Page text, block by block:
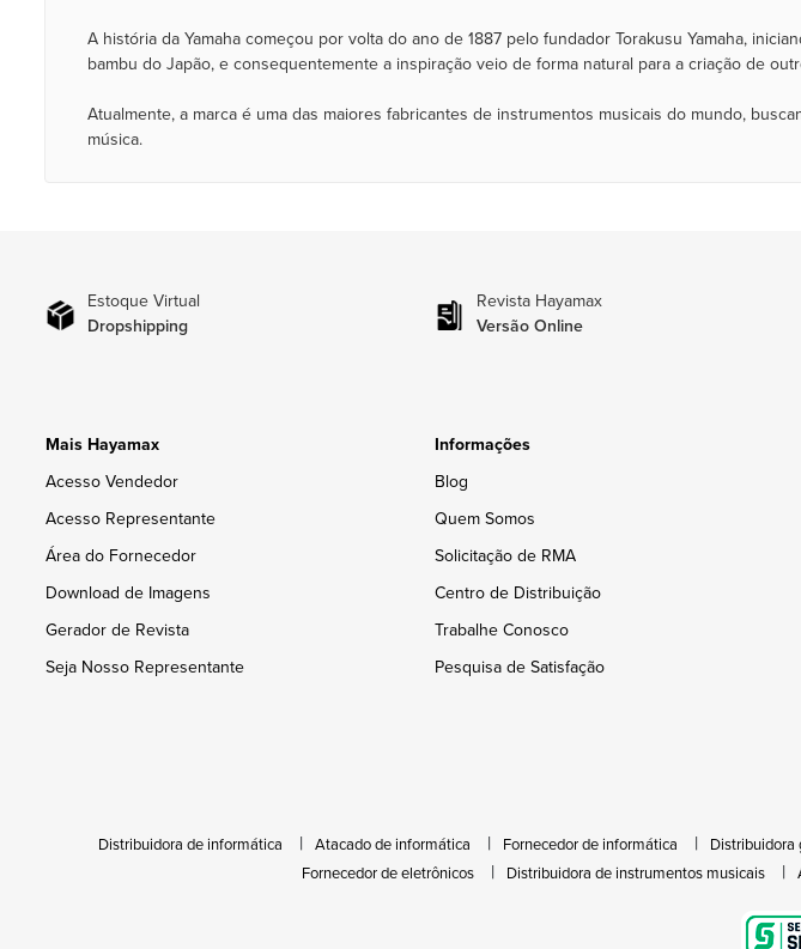
A história da Yamaha começou por volta do ano de 1887 pelo fundador Torakusu Yamaha,
bambu do Japão, e consequentemente a inspiração veio de forma natural para a criação de
Atualmente, a marca é uma das maiores fabricantes de instrumentos musicais do mundo,
música.
Estoque Virtual
Dropshipping
Revista Hayamax
Versão Online
Mais Hayamax
Acesso Vendedor
Acesso Representante
Área do Fornecedor
Download de Imagens
Gerador de Revista
Seja Nosso Representante
Informações
Blog
Quem Somos
Solicitação de RMA
Centro de Distribuição
Trabalhe Conosco
Pesquisa de Satisfação
Distribuidora de informática Atacado de informática Fornecedor de informática Distribuidora
Fornecedor de eletrônicos
Distribuidora de instrumentos musicais